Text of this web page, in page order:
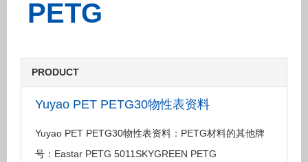
PETG
PRODUCT
Yuyao PET PETG30物性表资料
Yuyao PET PETG30物性表资料：PETG材料的其他牌
号：Eastar PETG 5011SKYGREEN PETG